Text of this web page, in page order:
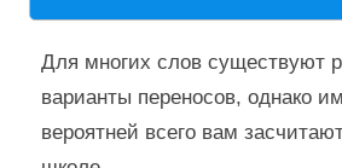
Для многих слов существуют
варианты переносов, однако
вероятней всего вам